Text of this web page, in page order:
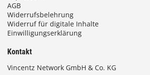
AGB
Widerrufsbelehrung
Widerruf für digitale Inhalte
Einwilligungserklärung
Kontakt
Vincentz Network GmbH & Co. KG